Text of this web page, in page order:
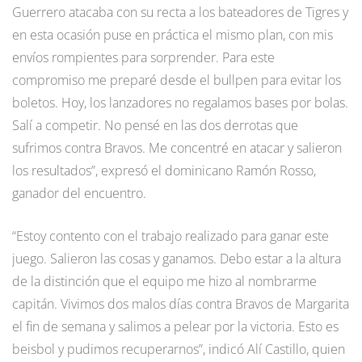
Guerrero atacaba con su recta a los bateadores de Tigres y
en esta ocasión puse en práctica el mismo plan, con mis
envíos rompientes para sorprender. Para este
compromiso me preparé desde el bullpen para evitar los
boletos. Hoy, los lanzadores no regalamos bases por bolas.
Salí a competir. No pensé en las dos derrotas que
sufrimos contra Bravos. Me concentré en atacar y salieron
los resultados”, expresó el dominicano Ramón Rosso,
ganador del encuentro.
“Estoy contento con el trabajo realizado para ganar este
juego. Salieron las cosas y ganamos. Debo estar a la altura
de la distinción que el equipo me hizo al nombrarme
capitán. Vivimos dos malos días contra Bravos de Margarita
el fin de semana y salimos a pelear por la victoria. Esto es
beisbol y pudimos recuperarnos”, indicó Alí Castillo, quien